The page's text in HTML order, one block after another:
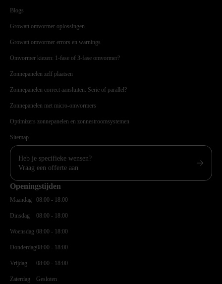
Blogs
Growatt omvormer oplossingen
Growatt omvormer errors en warnings
Omvormer kiezen: 1-fase of 3-fase omvormer?
Zonnepanelen zelf plaatsen
Zonnepanelen correct aansluiten: Serie of parallel?
Zonnepanelen met micro-omvormers
Optimizers zonnepanelen en zonnestroomsystemen
Sitemap
Heb je specifieke wensen?
Vraag een offerte aan
Openingstijden
Maandag
Dinsdag
Woensdag
Donderdag
Vrijdag
Zaterdag
08:00 - 18:00
08:00 - 18:00
08:00 - 18:00
08:00 - 18:00
08:00 - 18:00
Gesloten